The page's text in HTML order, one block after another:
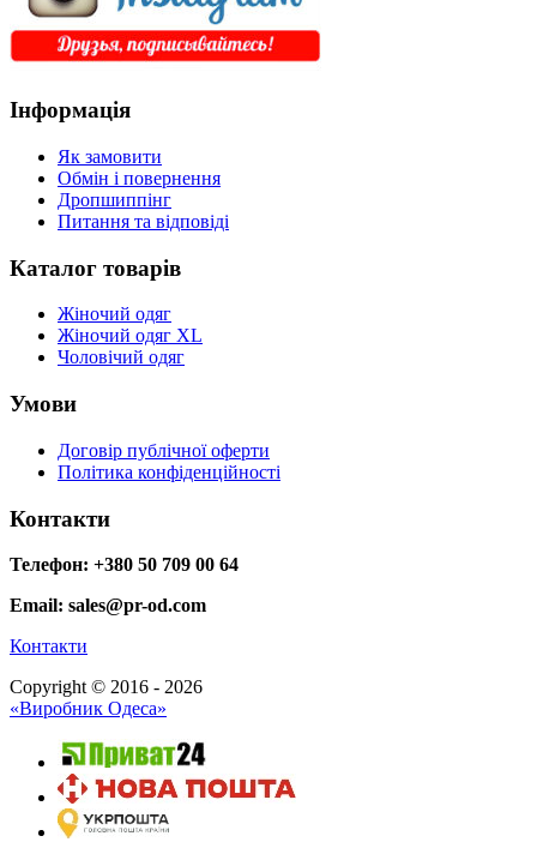
Інформація
Як замовити
Обмін і повернення
Дропшиппінг
Питання та відповіді
Каталог товарів
Жіночий одяг
Жіночий одяг XL
Чоловічий одяг
Умови
Договір публічної оферти
Політика конфіденційності
Контакти
Телефон: +380 50 709 00 64
Email: sales@pr-od.com
Контакти
Copyright © 2016 - 2026
«Виробник Одеса»